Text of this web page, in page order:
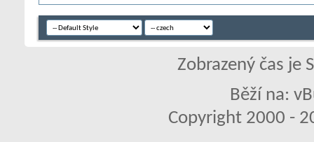
Zobrazený čas je
Běží na:
Copyright 2000 -